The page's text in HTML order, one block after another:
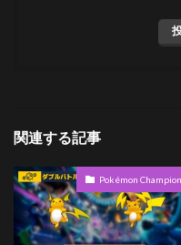
関連する記事
Pokémon